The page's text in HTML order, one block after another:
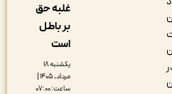
غلبه حق
مرداد, ۱۴۰۵ |